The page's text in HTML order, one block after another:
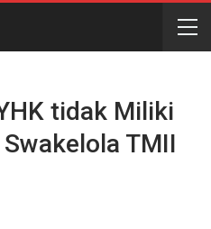
tidak Miliki
TMII